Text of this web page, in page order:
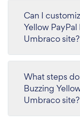
Can I
Yellow
Umbraco site?
What steps
Buzzing
Umbraco site?